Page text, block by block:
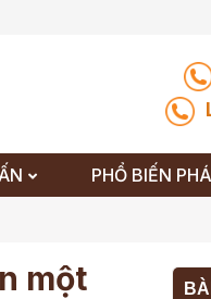
PHỔ BIẾN
một